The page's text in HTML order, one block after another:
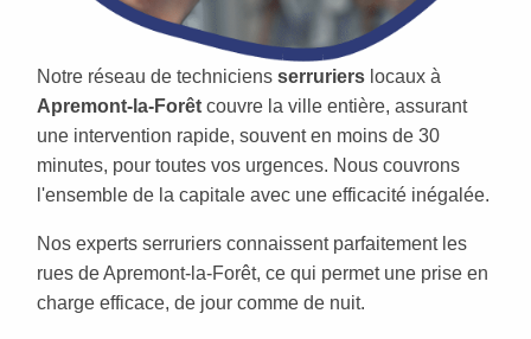
Notre réseau de techniciens serruriers locaux à
Apremont-la-Forêt couvre la ville entière, assurant
une intervention rapide, souvent en moins de 30
minutes, pour toutes vos urgences. Nous couvrons
l'ensemble de la capitale avec une efficacité inégalée.
Nos experts serruriers connaissent parfaitement les
rues de Apremont-la-Forêt, ce qui permet une prise en
charge efficace, de jour comme de nuit.